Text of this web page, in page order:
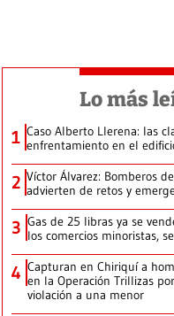
Lo más
1 Caso Alberto Llerena: las
enfrentamiento en el
2 Víctor Álvarez: Bomberos
advierten de retos y
3 Gas de 25 libras ya se
los comercios minoristas,
4 Capturan en Chiriquí a
en la Operación Trillizas
violación a una menor